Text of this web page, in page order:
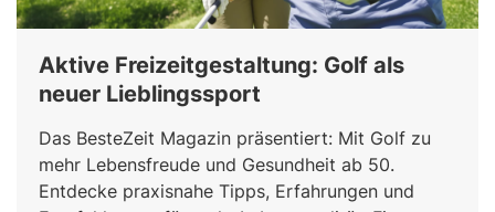
Aktive Freizeitgestaltung: Golf als
neuer Lieblingssport
Das BesteZeit Magazin präsentiert: Mit Golf zu
mehr Lebensfreude und Gesundheit ab 50.
Entdecke praxisnahe Tipps, Erfahrungen und